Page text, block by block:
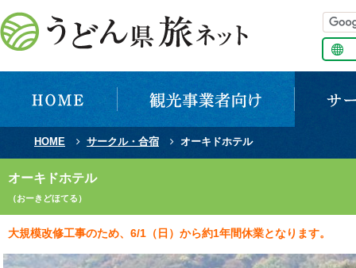
HOME サークル・合宿 オーキドホテル
オーキドホテル
（おーきどほてる）
大規模改修工事のため、6/1（日）から約1年間休業となります。